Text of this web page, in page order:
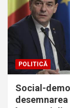
POLITICĂ
Social-